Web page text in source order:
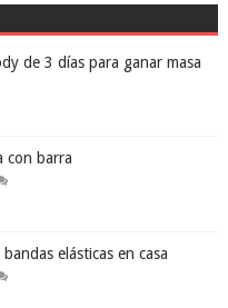
de 3 días para ganar masa
con barra
elásticas en casa